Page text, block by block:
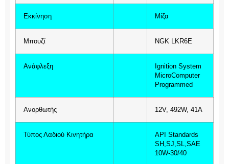
Εκκίνηση Μίζα
Μπουζί NGK LKR6E
Ανάφλεξη
Ignition System
MicroComputer
Programmed
Aνορθωτής 12V, 492W, 41A
Τύπος Λαδιού Κινητήρα
API Standards
SH,SJ,SL,SAE
10W-30/40